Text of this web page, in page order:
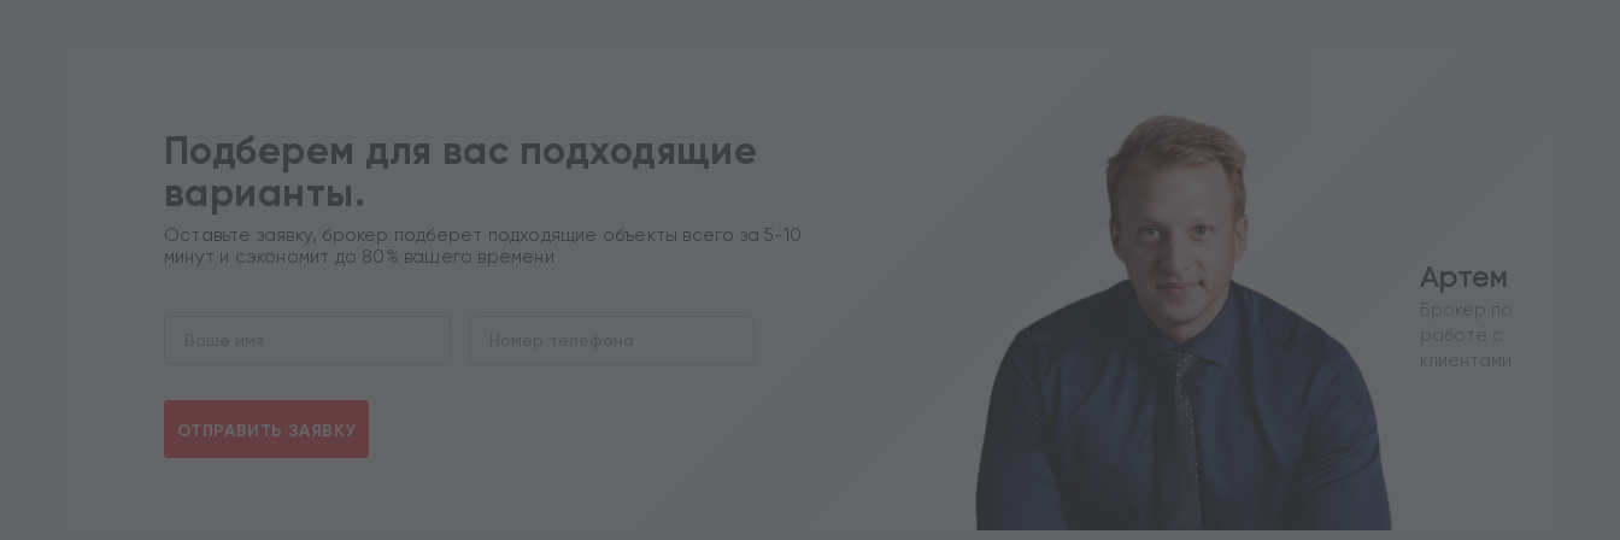
Подберем для вас подходящие
варианты.
Оставьте заявку, брокер подберет подходящие объекты всего за 5-10
минут и сэкономит до 80% вашего времени
ОТПРАВИТЬ ЗАЯВКУ
Артем
Брокер по
работе с
клиентами